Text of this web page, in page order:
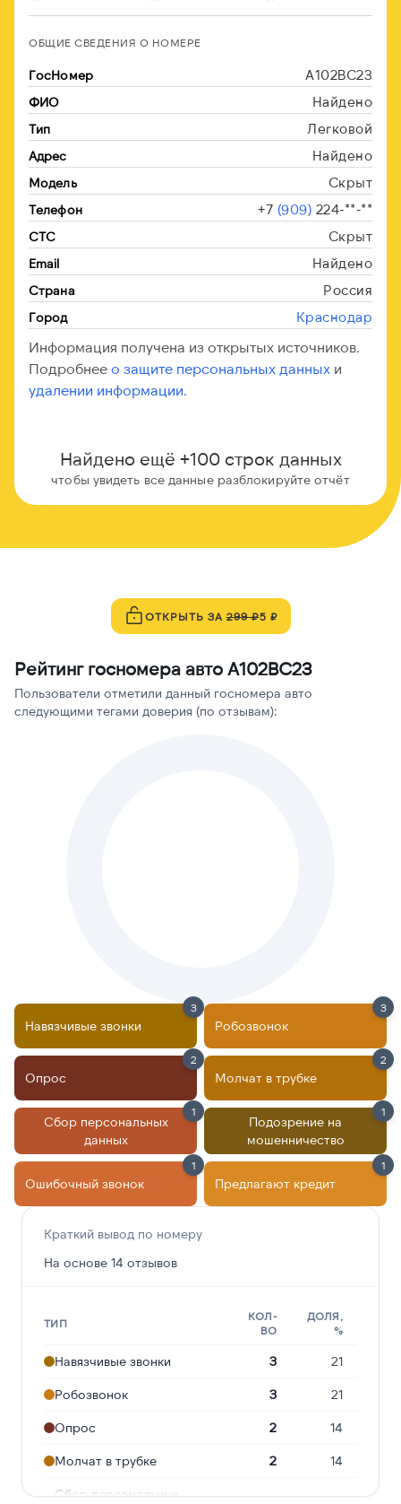
ОБЩИЕ СВЕДЕНИЯ О НОМЕРЕ
ГосНомер А102ВС23
ФИО Найдено
Тип Легковой
Адрес Найдено
Модель Скрыт
Телефон +7 (909) 224-**-**
СТС Скрыт
Email Найдено
Страна Россия
Город Краснодар
Информация получена из открытых источников.
Подробнее о защите персональных данных и
удалении информации.
Найдено ещё +100 строк данных
чтобы увидеть все данные разблокируйте отчёт
ОТКРЫТЬ ЗА299 ₽5 ₽
Рейтинг госномера авто А102ВС23
Пользователи отметили данный госномера авто
следующими тегами доверия (по отзывам):
Навязчивые звонки
3
Робозвонок
3
Опрос
2
Молчат в трубке
2
Сбор персональных
данных
1
Подозрение на
мошенничество
1
Ошибочный звонок
1
Предлагают кредит
1
Краткий вывод по номеру
На основе 14 отзывов
ТИП
КОЛ-
ВО
ДОЛЯ,
%
Навязчивые звонки 3 21
Робозвонок 3 21
Опрос 2 14
Молчат в трубке 2 14
Сбор персональных